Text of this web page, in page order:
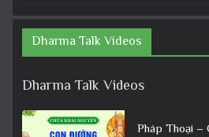
Dharma Talk Videos
Dharma Talk Videos
Pháp Thoại